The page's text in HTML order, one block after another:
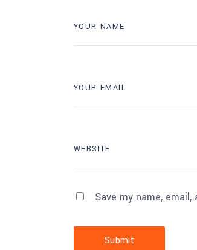
Save my name,
Submit